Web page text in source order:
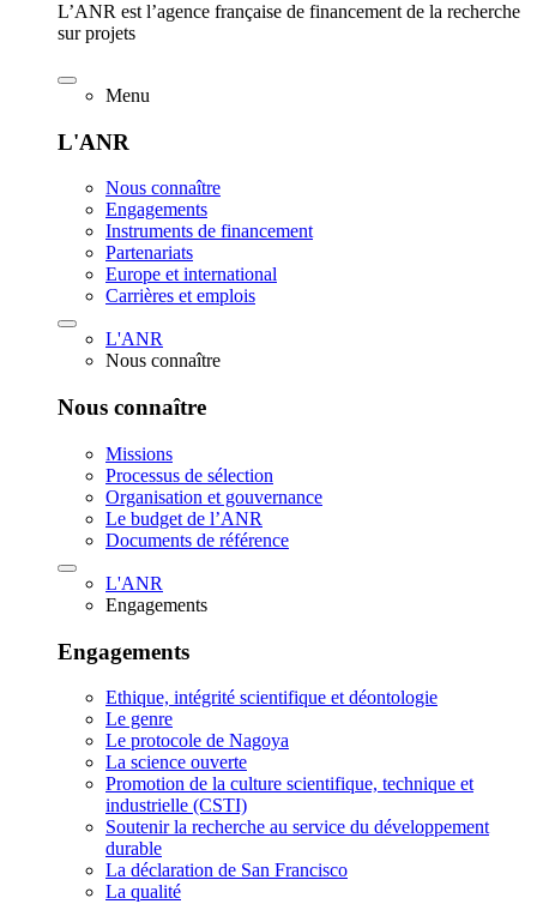
L’ANR est l’agence française de financement de la recherche
sur projets
Menu
L'ANR
Nous connaître
Engagements
Instruments de financement
Partenariats
Europe et international
Carrières et emplois
L'ANR
Nous connaître
Nous connaître
Missions
Processus de sélection
Organisation et gouvernance
Le budget de l’ANR
Documents de référence
L'ANR
Engagements
Engagements
Ethique, intégrité scientifique et déontologie
Le genre
Le protocole de Nagoya
La science ouverte
Promotion de la culture scientifique, technique et
industrielle (CSTI)
Soutenir la recherche au service du développement
durable
La déclaration de San Francisco
La qualité